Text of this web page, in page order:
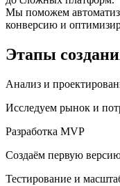
Мы поможем
конверсию и
Этапы
Анализ и
Исследуем рынок и
Разработка MVP
Создаём первую
Тестирование и